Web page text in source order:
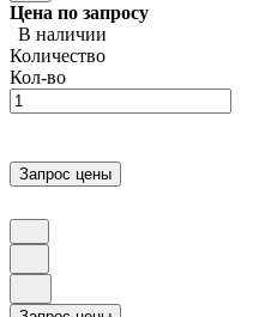
Цена по запросу
В наличии
Количество
Кол-во